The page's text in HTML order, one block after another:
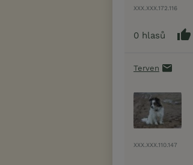
XXX.XXX.172.116
0 hlasů
Terven
XXX.XXX.110.147